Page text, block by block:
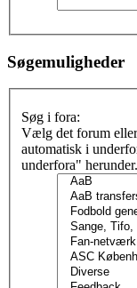
Søgemuligheder
Søg i fora:
Vælg det forum
automatisk i
underfora" herunder.